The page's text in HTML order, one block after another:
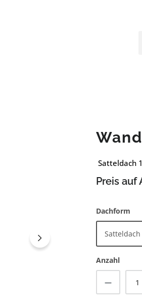
Satteldach
Preis auf
Dachform
Satteldach
Anzahl